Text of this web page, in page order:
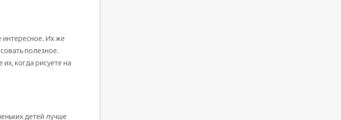
интересное. Их же
полезное.
когда рисуете на
детей лучше